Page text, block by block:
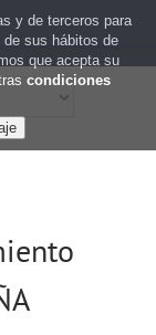
y de terceros para
sus hábitos de
que acepta su
condiciones